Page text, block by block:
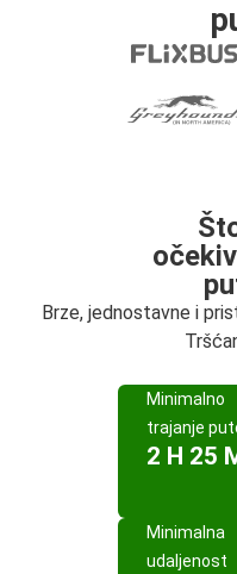
Brze, jednostavne i
Minimalno
trajanje
2 H 25
Minimalna
udaljenost